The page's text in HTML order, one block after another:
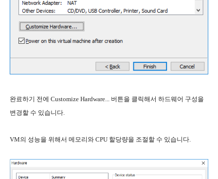
완료하기 전에 Customize Hardware... 버튼을 클릭해서 하드웨어 구성을
변경할 수 있습니다.
VM의 성능을 위해서 메모리와 CPU 할당량을 조절할 수 있습니다.